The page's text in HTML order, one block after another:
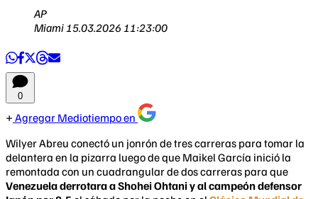
AP
Miami 15.03.2026 11:23:00
0
Agregar Mediotiempo en
Wilyer Abreu conectó un jonrón de tres carreras para tomar la
delantera en la pizarra luego de que Maikel García inició la
remontada con un cuadrangular de dos carreras para que
Venezuela derrotara a Shohei Ohtani y al campeón defensor